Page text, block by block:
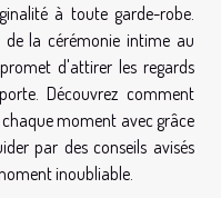
à toute garde-robe.
de la cérémonie intime au
d'attirer les regards
Découvrez comment
moment avec grâce
par des conseils avisés
inoubliable.